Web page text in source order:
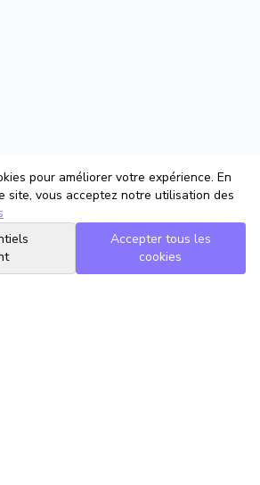
pour améliorer votre expérience. En
site, vous acceptez notre utilisation des
Accepter tous les
cookies